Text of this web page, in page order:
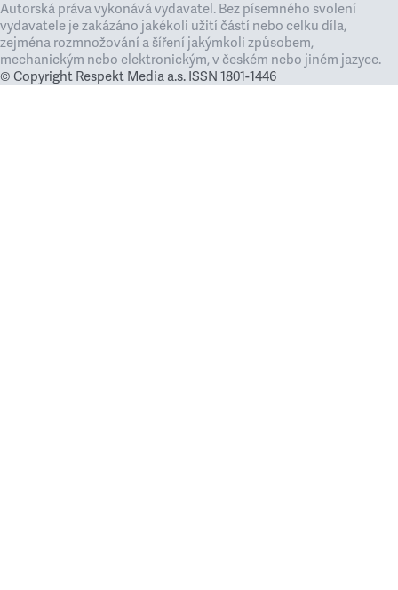
Autorská práva vykonává vydavatel. Bez písemného svolení
vydavatele je zakázáno jakékoli užití částí nebo celku díla,
zejména rozmnožování a šíření jakýmkoli způsobem,
mechanickým nebo elektronickým, v českém nebo jiném jazyce.
© Copyright Respekt Media a.s. ISSN 1801-1446